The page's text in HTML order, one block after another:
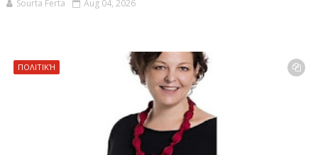
Sourta Ferta
Aug 04, 2026
ΠΟΛΙΤΙΚΉ